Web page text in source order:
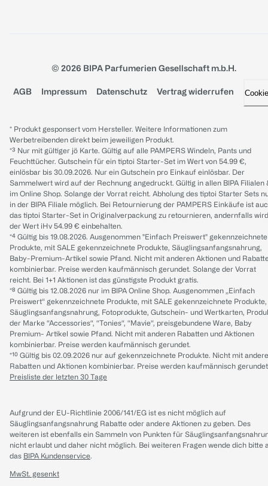
© 2026 BIPA Parfumerien Gesellschaft m.b.H.
AGB Impressum Datenschutz Vertrag widerrufen
* Produkt gesponsert vom Hersteller. Weitere Informationen zum
Werbetreibenden direkt beim jeweiligen Produkt.
*³ Nur mit gültiger jö Karte. Gültig auf alle PAMPERS Windeln, Pants und
Feuchttücher. Gutschein für ein tiptoi Starter-Set im Wert von 54.99 €,
einlösbar bis 30.09.2026. Nur ein Gutschein pro Einkauf einlösbar. Der
Sammelwert wird auf der Rechnung angedruckt. Gültig in allen BIPA Filialen
im Online Shop. Solange der Vorrat reicht. Abholung des tiptoi Starter Sets
in der BIPA Filiale möglich. Bei Retournierung der PAMPERS Einkäufe ist
das tiptoi Starter-Set in Originalverpackung zu retournieren, andernfalls wird
der Wert iHv 54.99 € einbehalten.
*⁴ Gültig bis 19.08.2026. Ausgenommen "Einfach Preiswert" gekennzeichnete
Produkte, mit SALE gekennzeichnete Produkte, Säuglingsanfangsnahrung,
Baby-Premium-Artikel sowie Pfand. Nicht mit anderen Aktionen und
kombinierbar. Preise werden kaufmännisch gerundet. Solange der Vorrat
reicht. Bei 1+1 Aktionen ist das günstigste Produkt gratis.
*⁸ Gültig bis 12.08.2026 nur im BIPA Online Shop. Ausgenommen „Einfach
Preiswert“ gekennzeichnete Produkte, mit SALE gekennzeichnete Produkte,
Säuglingsanfangsnahrung, Fotoprodukte, Gutschein- und Wertkarten,
der Marke “Accessories“, “Tonies“, “Mavie“, preisgebundene Ware, Baby
Premium- Artikel sowie Pfand. Nicht mit anderen Rabatten und Aktionen
kombinierbar. Preise werden kaufmännisch gerundet.
*¹⁰ Gültig bis 02.09.2026 nur auf gekennzeichnete Produkte. Nicht mit
Rabatten und Aktionen kombinierbar. Preise werden kaufmännisch
Preisliste der letzten 30 Tage
Aufgrund der EU-Richtlinie 2006/141/EG ist es nicht möglich auf
Säuglingsanfangsnahrung Rabatte oder andere Aktionen zu geben. Des
weiteren ist ebenfalls ein Sammeln von Punkten für
nicht erlaubt und daher nicht möglich. Bei weiteren Fragen wende dich bitte
das BIPA Kundenservice.
MwSt. gesenkt